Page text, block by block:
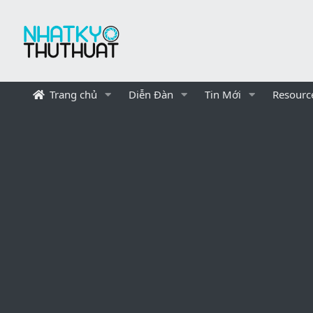
Trang chủ Diễn Đàn Tin Mới